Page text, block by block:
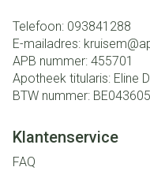
Telefoon: 093841288
E-mailadres: kruisem@
APB nummer: 455701
Apotheek titularis: Eline
BTW nummer:
Klantenservice
FAQ